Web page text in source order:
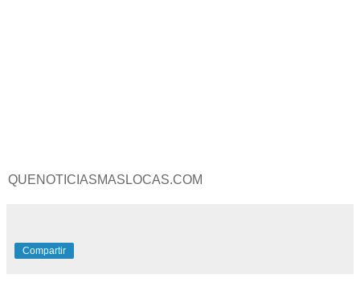
QUENOTICIASMASLOCAS.COM
Compartir